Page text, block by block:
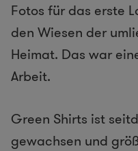
Fotos für das erste
den Wiesen der
Heimat. Das war
Arbeit.
Green Shirts ist
gewachsen und